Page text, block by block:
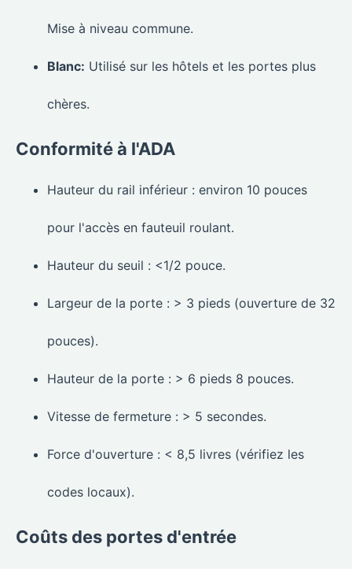
Mise à niveau commune.
Blanc: Utilisé sur les hôtels et les portes plus
chères.
Conformité à l'ADA
Hauteur du rail inférieur : environ 10 pouces
pour l'accès en fauteuil roulant.
Hauteur du seuil : <1/2 pouce.
Largeur de la porte : > 3 pieds (ouverture de 32
pouces).
Hauteur de la porte : > 6 pieds 8 pouces.
Vitesse de fermeture : > 5 secondes.
Force d'ouverture : < 8,5 livres (vérifiez les
codes locaux).
Coûts des portes d'entrée